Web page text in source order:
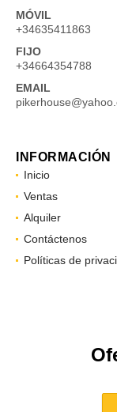
MÓVIL
+34635411863
FIJO
+34664354788
EMAIL
INFORMACIÓN
Inicio
Ventas
Alquiler
Contáctenos
Políticas de